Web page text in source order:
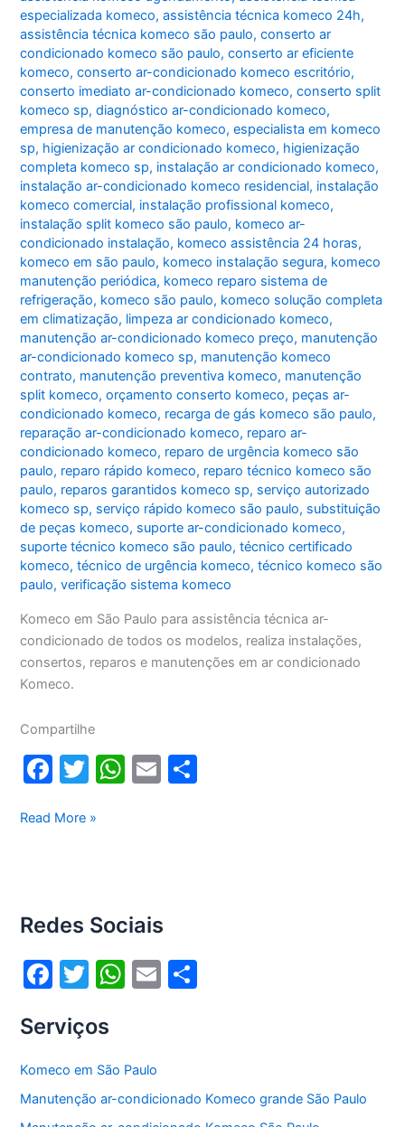
especializada komeco,assistência técnica komeco 24h,
assistência técnica komeco são paulo,conserto ar
condicionado komeco são paulo,conserto ar eficiente
komeco,conserto ar-condicionado komeco escritório,
conserto imediato ar-condicionado komeco,conserto split
komeco sp,diagnóstico ar-condicionado komeco,
empresa de manutenção komeco,especialista em komeco
sp, higienização ar condicionado komeco, higienização
completa komeco sp, instalação ar condicionado komeco,
instalação ar-condicionado komeco residencial, instalação
komeco comercial, instalação profissional komeco,
instalação split komeco são paulo, komeco ar-
condicionado instalação, komeco assistência 24 horas,
komeco em são paulo, komeco instalação segura, komeco
manutenção periódica, komeco reparo sistema de
refrigeração, komeco são paulo, komeco solução completa
em climatização, limpeza ar condicionado komeco,
manutenção ar-condicionado komeco preço, manutenção
ar-condicionado komeco sp, manutenção komeco
contrato, manutenção preventiva komeco, manutenção
split komeco,orçamento conserto komeco, peças ar-
condicionado komeco, recarga de gás komeco são paulo,
reparação ar-condicionado komeco, reparo ar-
condicionado komeco, reparo de urgência komeco são
paulo, reparo rápido komeco, reparo técnico komeco são
paulo, reparos garantidos komeco sp, serviço autorizado
komeco sp, serviço rápido komeco são paulo, substituição
de peças komeco, suporte ar-condicionado komeco,
suporte técnico komeco são paulo,técnico certificado
komeco,técnico de urgência komeco,técnico komeco são
paulo,verificação sistema komeco
Komeco em São Paulo para assistência técnica ar-
condicionado de todos os modelos, realiza instalações,
consertos, reparos e manutenções em ar condicionado
Komeco.
Compartilhe
F
c
o
o
k
T
itt
W
p
p
E
Komeco
Read More »
Redes Sociais
F
c
e
b
o
T
itt
er
W
s
A
p
E
Serviços
Komeco em São Paulo
Manutenção ar-condicionado Komeco grande São Paulo